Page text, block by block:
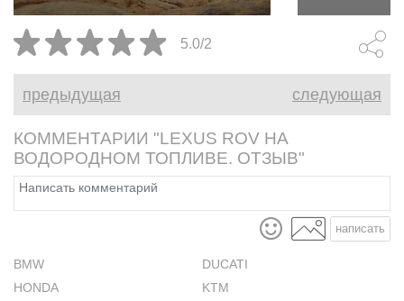
леса и другие охотничьи места.
рельеф или
небольшое
5.0/2
предыдущая следующая
КОММЕНТАРИИ "LEXUS ROV НА
ВОДОРОДНОМ ТОПЛИВЕ. ОТЗЫВ"
написать
BMW
DUCATI
HONDA
KTM